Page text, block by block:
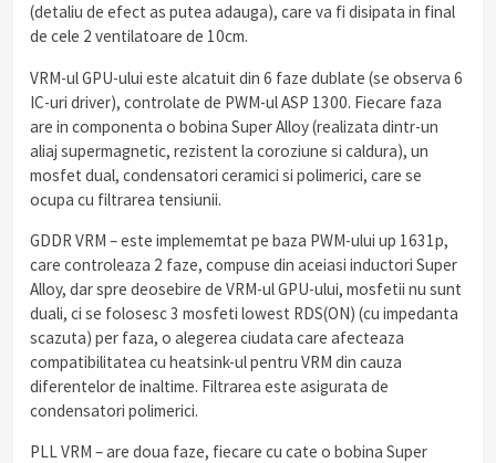
(detaliu de efect as putea adauga), care va fi disipata in final
de cele 2 ventilatoare de 10cm.
VRM-ul GPU-ului este alcatuit din 6 faze dublate (se observa 6
IC-uri driver), controlate de PWM-ul ASP 1300. Fiecare faza
are in componenta o bobina Super Alloy (realizata dintr-un
aliaj supermagnetic, rezistent la coroziune si caldura), un
mosfet dual, condensatori ceramici si polimerici, care se
ocupa cu filtrarea tensiunii.
GDDR VRM – este implememtat pe baza PWM-ului up 1631p,
care controleaza 2 faze, compuse din aceiasi inductori Super
Alloy, dar spre deosebire de VRM-ul GPU-ului, mosfetii nu sunt
duali, ci se folosesc 3 mosfeti lowest RDS(ON) (cu impedanta
scazuta) per faza, o alegerea ciudata care afecteaza
compatibilitatea cu heatsink-ul pentru VRM din cauza
diferentelor de inaltime. Filtrarea este asigurata de
condensatori polimerici.
PLL VRM – are doua faze, fiecare cu cate o bobina Super